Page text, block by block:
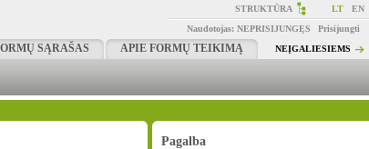
STRUKTŪRA LT
EN
Naudotojas: NEPRISIJUNGĘS
Prisijungti
NEĮGALIESIEMS
SĄRAŠAS APIE FORMŲ TEIKIMĄ
Pagalba